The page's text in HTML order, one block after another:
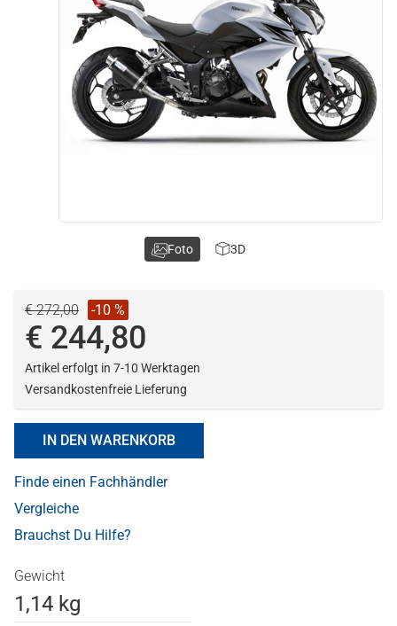
€ 272,00 -10 %
€ 244,80
Artikel erfolgt in 7-10 Werktagen
Versandkostenfreie Lieferung
IN DEN WARENKORB
Finde einen Fachhändler
Vergleiche
Brauchst Du Hilfe?
Gewicht
1,14 kg
Foto 3D